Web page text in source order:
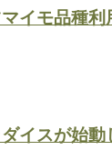
イモ品種利
イスが始動